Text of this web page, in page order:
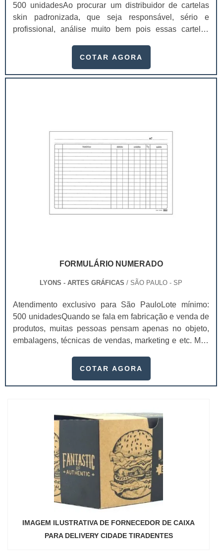
500 unidadesAo procurar um distribuidor de cartelas
skin padronizada, que seja responsável, sério e
profissional, análise muito bem pois essas cartelas
produto.A busca por empresas sérias para adquirir esse
podem assegurar aos clientes características pontuais
COTAR AGORA
FORMULÁRIO NUMERADO
LYONS - ARTES GRÁFICAS / SÃO PAULO - SP
Atendimento exclusivo para São PauloLote mínimo:
500 unidadesQuando se fala em fabricação e venda de
produtos, muitas pessoas pensam apenas no objeto,
embalagens, técnicas de vendas, marketing e etc. Mas
e logística adequada, esses esforços podem não valer
um papel de destaque muito abrangente, pois este item,
COTAR AGORA
IMAGEM ILUSTRATIVA DE FORNECEDOR DE CAIXA
PARA DELIVERY CIDADE TIRADENTES